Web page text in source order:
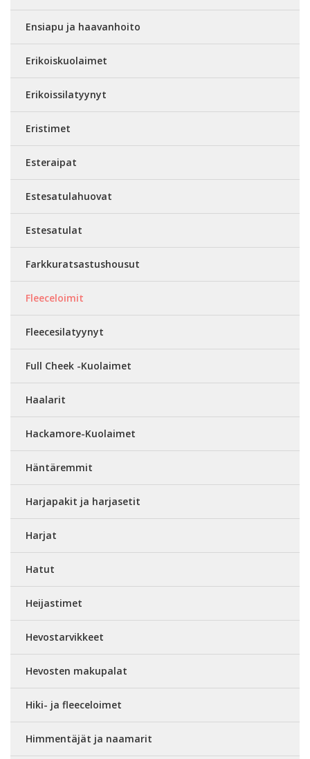
Ensiapu ja haavanhoito
Erikoiskuolaimet
Erikoissilatyynyt
Eristimet
Esteraipat
Estesatulahuovat
Estesatulat
Farkkuratsastushousut
Fleeceloimit
Fleecesilatyynyt
Full Cheek -Kuolaimet
Haalarit
Hackamore-Kuolaimet
Häntäremmit
Harjapakit ja harjasetit
Harjat
Hatut
Heijastimet
Hevostarvikkeet
Hevosten makupalat
Hiki- ja fleeceloimet
Himmentäjät ja naamarit